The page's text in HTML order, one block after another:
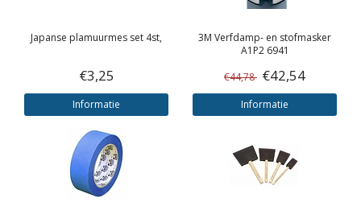
Japanse plamuurmes set 4st,
€3,25
Informatie
3M Verfdamp- en stofmasker
A1P2 6941
€44,78 €42,54
Informatie